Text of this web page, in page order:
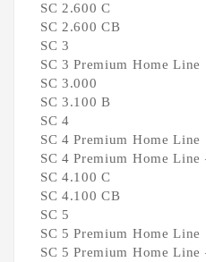
SC 2.600 C
SC 2.600 CB
SC 3
SC 3 Premium Home Line
SC 3.000
SC 3.100 B
SC 4
SC 4 Premium Home Line
SC 4 Premium Home Line
SC 4.100 C
SC 4.100 CB
SC 5
SC 5 Premium Home Line
SC 5 Premium Home Line